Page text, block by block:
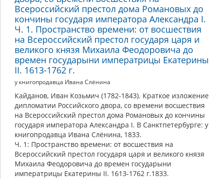
Всероссийский престол дома Романовых до
кончины государя императора Александра I.
Ч. 1. Пространство времени: от восшествия
на Всероссийский престол государя царя и
великого князя Михаила Феодоровича до
времен государыни императрицы Екатерины
II. 1613-1762 г.
у книгопродавца Ивана Слёнина
Кайданов, Иван Козьмич (1782-1843). Краткое изложение
дипломатии Российского двора, со времени восшествия
на Всероссийский престол дома Романовых до кончины
государя императора Александра I. В Санктпетербурге: у
книгопродавца Ивана Слёнина, 1833.
Ч. 1: Пространство времени: от восшествия на
Всероссийский престол государя царя и великого князя
Михаила Феодоровича до времен государыни
императрицы Екатерины II. 1613-1762 г.1833.